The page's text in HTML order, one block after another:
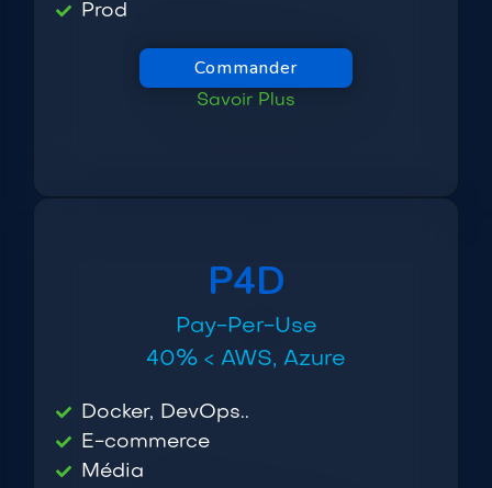
Prod
Commander
Savoir Plus
P4D
Pay-Per-Use
40% < AWS, Azure
Docker, DevOps..
E-commerce
Média